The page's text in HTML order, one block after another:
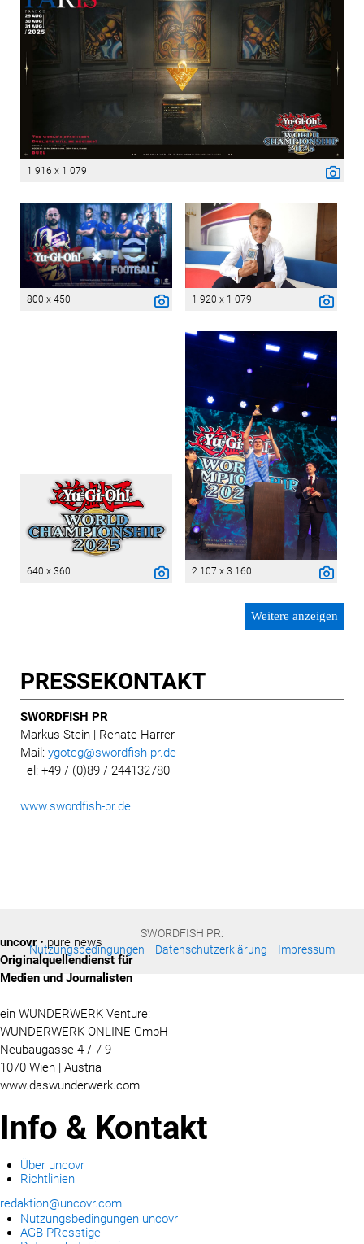
1 916 x 1 079
800 x 450 1 920 x 1 079
640 x 360 2 107 x 3 160
Weitere anzeigen
PRESSE­KONTAKT
SWORDFISH PR
Markus Stein | Renate Harrer
Mail: ygotcg@swordfish-pr.de
Tel: +49 / (0)89 / 244132780
www.swordfish-pr.de
SWORDFISH PR:
Nutzungsbedingungen
Datenschutzerklärung Impressum
uncovr• pure news
Originalquellendienst für
Medien und Journalisten
ein WUNDERWERK Venture:
WUNDERWERK ONLINE GmbH
Neubaugasse 4 / 7-9
1070 Wien | Austria
www.daswunderwerk.com
Info & Kontakt
Über uncovr
Richtlinien
redaktion@uncovr.com
Nutzungsbedingungen uncovr
AGB PResstige